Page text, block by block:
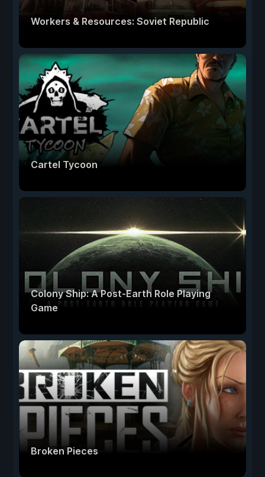
Workers & Resources: Soviet Republic
Cartel Tycoon
Colony Ship: A Post-Earth Role Playing
Game
Broken Pieces